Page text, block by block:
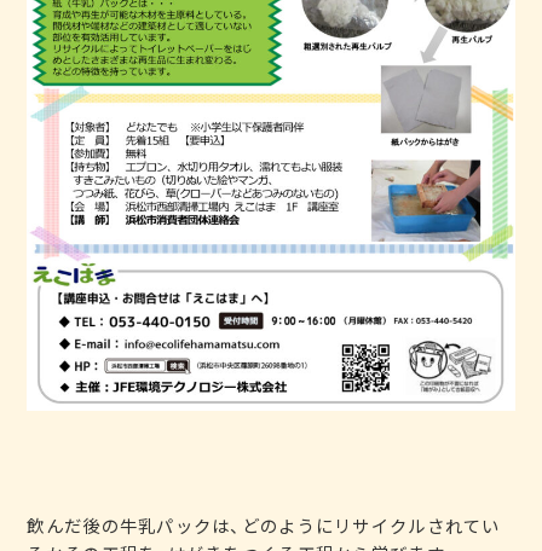
飲んだ後の牛乳パックは、どのようにリサイクルされてい